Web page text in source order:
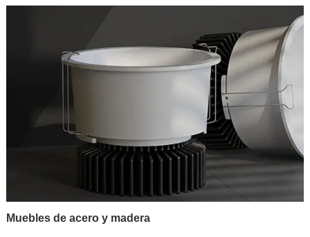
Muebles de acero y madera